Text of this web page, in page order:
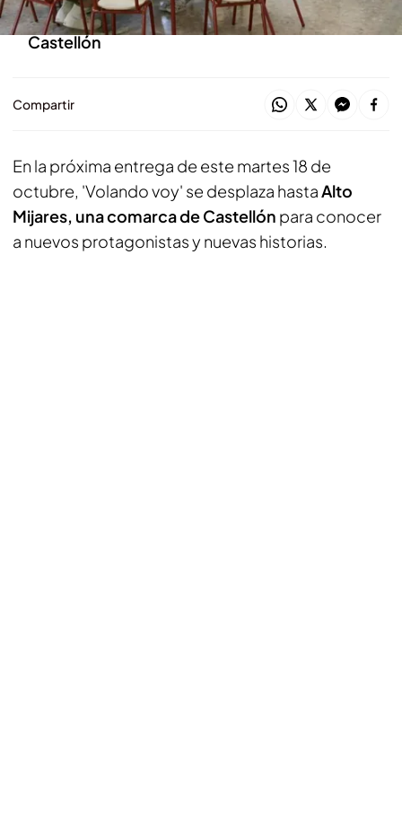
Jesús Calleja se desplaza hasta Alto Mijares, en
Castellón
Compartir
En la próxima entrega de este martes 18 de
octubre, 'Volando voy' se desplaza hastaAlto
Mijares, una comarca de Castellón para conocer
a nuevos protagonistas y nuevas historias.